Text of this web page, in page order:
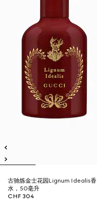
古驰炼金士花园Lignum Idealis香
水，50毫升
CHF 304